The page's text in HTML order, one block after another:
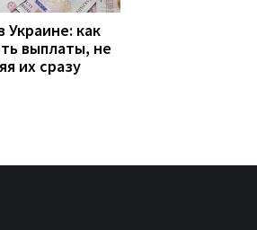
Украине: как
выплаты, не
их сразу